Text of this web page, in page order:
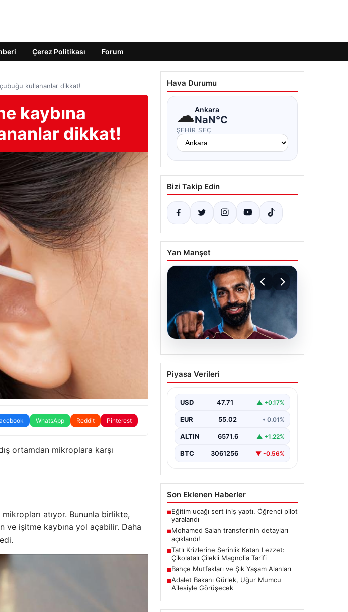
Çerez Politikası Forum
kullananlar dikkat!
kaybına
dikkat!
WhatsApp Reddit Pinterest
ortamdan mikroplara karşı
mikropları atıyor. Bununla birlikte,
ve işitme kaybına yol açabilir. Daha
Hava Durumu
☁Ankara
NaN°C
ŞEHIR SEÇ
Bizi Takip Edin
Yan Manşet
05.08.2026
Mohamed Salah
transferinin detayları
Piyasa Verileri
USD 47.71 ▲ +0.17%
EUR 55.02 • 0.01%
ALTIN 6571.6 ▲ +1.22%
BTC 3061256 ▼ -0.56%
Son Eklenen Haberler
■Eğitim uçağı sert iniş yaptı. Öğrenci pilot
yaralandı
■Mohamed Salah transferinin detayları
açıklandı!
■Tatlı Krizlerine Serinlik Katan Lezzet:
Çikolatalı Çilekli Magnolia Tarifi
■Bahçe Mutfakları ve Şık Yaşam Alanları
■Adalet Bakanı Gürlek, Uğur Mumcu
Ailesiyle Görüşecek